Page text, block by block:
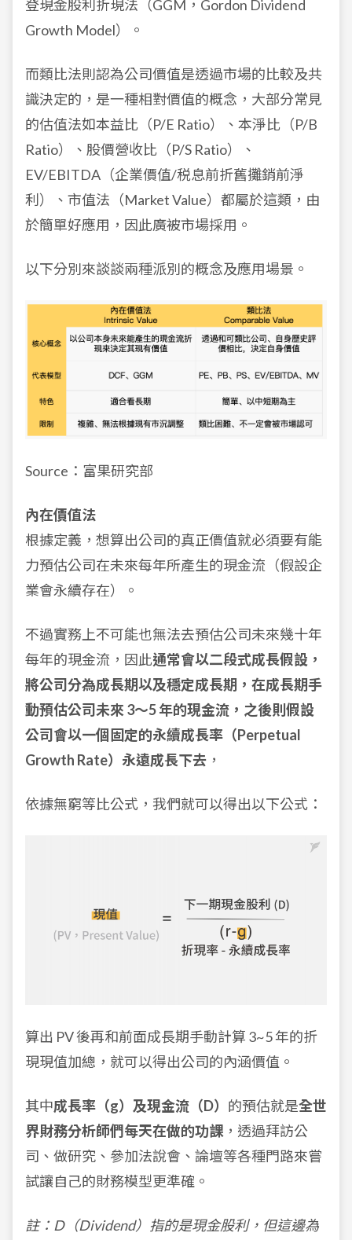
登現金股利折現法（GGM，Gordon Dividend
Growth Model）。
而類比法則認為公司價值是透過市場的比較及共
識決定的，是一種相對價值的概念，大部分常見
的估值法如本益比（P/E Ratio）、本淨比（P/B
Ratio）、股價營收比（P/S Ratio）、
EV/EBITDA（企業價值/税息前折舊攤銷前淨
利）、市值法（Market Value）都屬於這類，由
於簡單好應用，因此廣被市場採用。
以下分別來談談兩種派別的概念及應用場景。
Source：富果研究部
內在價值法
根據定義，想算出公司的真正價值就必須要有能
力預估公司在未來每年所產生的現金流（假設企
業會永續存在）。
不過實務上不可能也無法去預估公司未來幾十年
每年的現金流，因此通常會以二段式成長假設，
將公司分為成長期以及穩定成長期，在成長期手
動預估公司未來 3～5 年的現金流，之後則假設
公司會以一個固定的永續成長率（Perpetual
Growth Rate）永遠成長下去 ，
依據無窮等比公式， 我們就可以得出以下公式：
算出 PV 後再和前面成長期手動計算 3~5 年的折
現現值加總，就可以得出公司的內涵價值。
其中成長率（g）及現金流（D） 的預估就是全世
界財務分析師們每天在做的功課 ，透過拜訪公
司、做研究、參加法說會、論壇等各種門路來嘗
試讓自己的財務模型更準確。
註：D（Dividend）指的是現金股利，但這邊為